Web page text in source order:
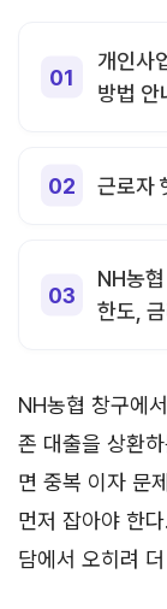
개인사
방법 안
근로자
NH농
한도,
NH농협 창구에
존 대출을 상환
면 중복 이자 문
먼저 잡아야 한
담에서 오히려